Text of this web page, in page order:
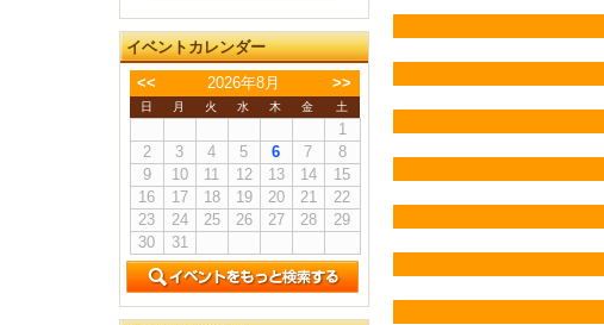
イベントカレンダー
<<
2026年8月 >>
日 月 火 水 木 金 土
1
2
3 4 5 6 7
8
9
10 11 12 13 14
15
16
17 18 19 20 21
22
23
24 25 26 27 28
29
30
31